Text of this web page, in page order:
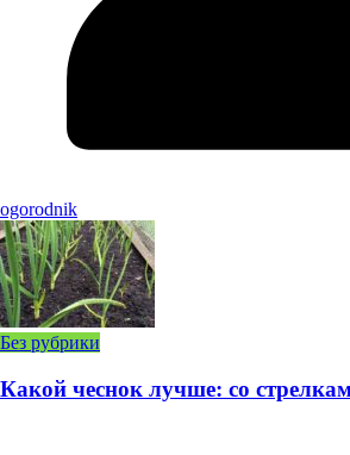
ogorodnik
Без рубрики
Какой чеснок лучше: со